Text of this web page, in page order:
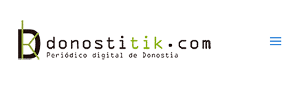
contenido